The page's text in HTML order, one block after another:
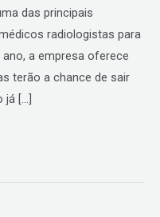
das principais
radiologistas para
a empresa oferece
terão a chance de sair
[…]